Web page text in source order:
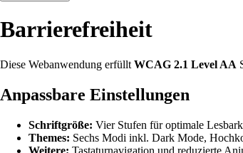
Barrierefreiheit
Diese Webanwendung erfüllt WCAG 2.1 Level AA
Anpassbare Einstellungen
Schriftgröße: Vier Stufen für optimale
Themes: Sechs Modi inkl. Dark Mode,
Weitere: Tastaturnavigation und reduzierte